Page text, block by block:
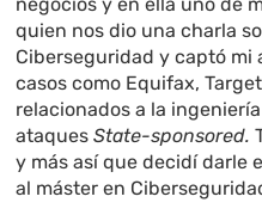
quien nos dio una charla
Ciberseguridad y captó mi
casos como Equifax,
relacionados a la
ataquesState-sponsored.
y más así que decidí darle
al máster en